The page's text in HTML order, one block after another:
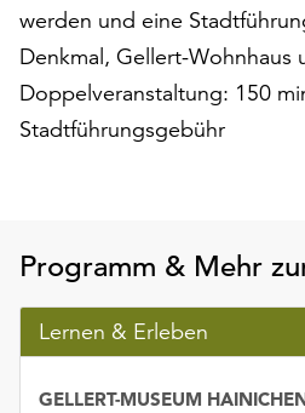
Möchten
Sie
die
verwendeten
Cookies
Einstellungen
die
Schaltfläche
werden und eine
Denkmal, Gellert-Wohnhaus
Doppelveranstaltung: 150
Stadtführungsgebühr
Programm & Mehr
Lernen & Erleben
GELLERT-MUSEUM